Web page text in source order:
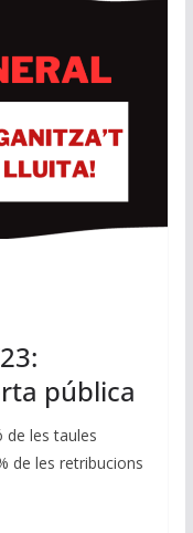
pública
de les taules
de les retribucions